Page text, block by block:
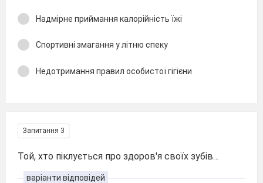
Надмірне приймання калорійність їжі
Спортивні змагання у літню спеку
Недотримання правил особистої гігієни
Запитання 3
Той, хто піклується про здоров'я своїх зубів…
варіанти відповідей